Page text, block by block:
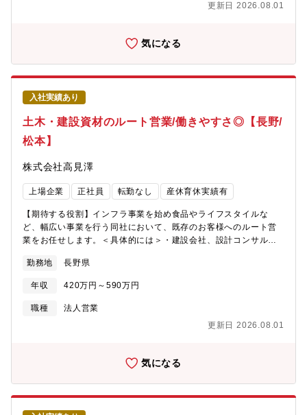
ても経営資源を共有することによって、1+1=2ではなく3にも4に
た、建設・燃料・食品・不動産など幅広い事業展開により、不況
の業種があったとしても他の事業でカバーができる企業です。
【同社の魅力】■直近3年間の定着率は76％で、どの事業所もアッ
トホームな雰囲気です。■充実した人事・教育制度を整えており、
各キャリアに応じた階層別・職種別の研修も実施し、人材育成に
力を入れています。■88種類の資格手当を対象に資格手当支給制度
を導入しています。主に業務に関係のある資格を勉強しながらス
キルUP、そして毎月の給料UPに繋がります。■福利厚生は充実し
ており、当社保養所ほか全6つの福利厚生施設(ホテル、ジム等)を
１名、メンバー2～10名(事業所により異なります)サポート体制も
手厚く、業界未経験でも安心して働くことができる環境です。
【募集背景】事業拡大のための増員募集。
更新日 2026.08.01
気になる
入社実績あり
土木・建設資材のルート営業/働きやすさ◎【長野/
松本】
株式会社高見澤
上場企業 正社員 転勤なし 産休育休実績有
【期待する役割】インフラ事業を始め食品やライフスタイルな
ど、幅広い事業を行う同社において、既存のお客様へのルート営
業をお任せします。＜具体的には＞・建設会社、設計コンサル、
建設資材製品等)の販売やPRを行っていただきます。出張は基本あ
りません。【同社の紹介コメント】同社は10業種の多角化経営に
より、すでに持っている技術や生産設備、ノウハウ、販売チャン
ネル、ブランドなどを共有し、より効率的で経済的な事業展開が
ても経営資源を共有することによって、1+1=2ではなく3にも4に
た、建設・燃料・食品・不動産など幅広い事業展開により、不況
の業種があったとしても他の事業でカバーができる企業です。
【同社の魅力】■直近3年間の定着率は76％で、どの事業所もアッ
トホームな雰囲気です。■充実した人事・教育制度を整えており、
各キャリアに応じた階層別・職種別の研修も実施し、人材育成に
勤務地 長野県
年収 420万円～590万円
職種
法人営業
更新日 2026.08.01
気になる